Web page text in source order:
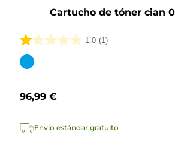
Cartucho de tóner cian
1.0 (1)
1.0
de
1
Cartucho
color
96,99 €
Envío estándar gratuito